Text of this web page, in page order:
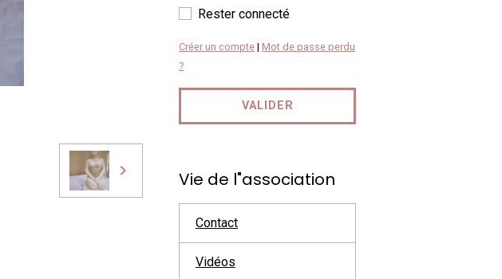
Rester connecté
Créer un compte | Mot de passe perdu
?
VALIDER
Vie de l"association
Contact
Vidéos